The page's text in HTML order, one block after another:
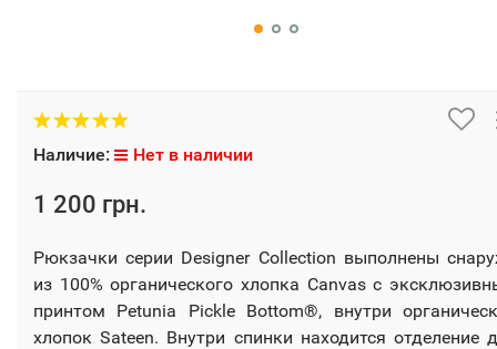
Наличие: Нет в наличии
1 200 грн.
Рюкзачки серии Designer Collection выполнены
из 100% органического хлопка Canvas с
принтом Petunia Pickle Bottom®, внутри
хлопок Sateen. Внутри спинки находится отделение